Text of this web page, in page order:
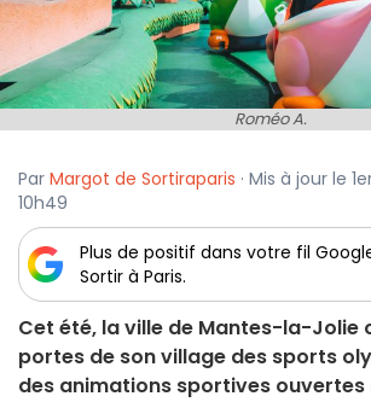
Roméo A.
Par Margot de Sortiraparis · Mis à jour le
10h49
Plus de positif dans votre fil
Sortir à Paris.
Cet été, la ville de Mantes-la-Jolie
portes de son village des sports
des animations sportives ouvertes